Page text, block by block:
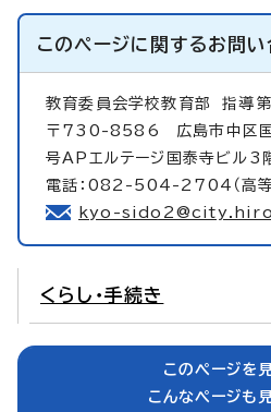
このページに関するお問い
教育委員会学校教育部指導
〒730-8586 広島市中区国
号APエルテージ国泰寺ビル3
電話：082-504-2704（高等
kyo-
くらし・手続き
このページを
こんなページも